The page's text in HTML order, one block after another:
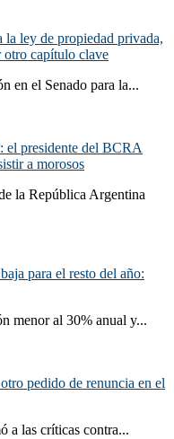
la ley de propiedad privada,
otro capítulo clave
en el Senado para la...
el presidente del BCRA
a morosos
la República Argentina
para el resto del año:
menor al 30% anual y...
pedido de renuncia en el
a las críticas contra...